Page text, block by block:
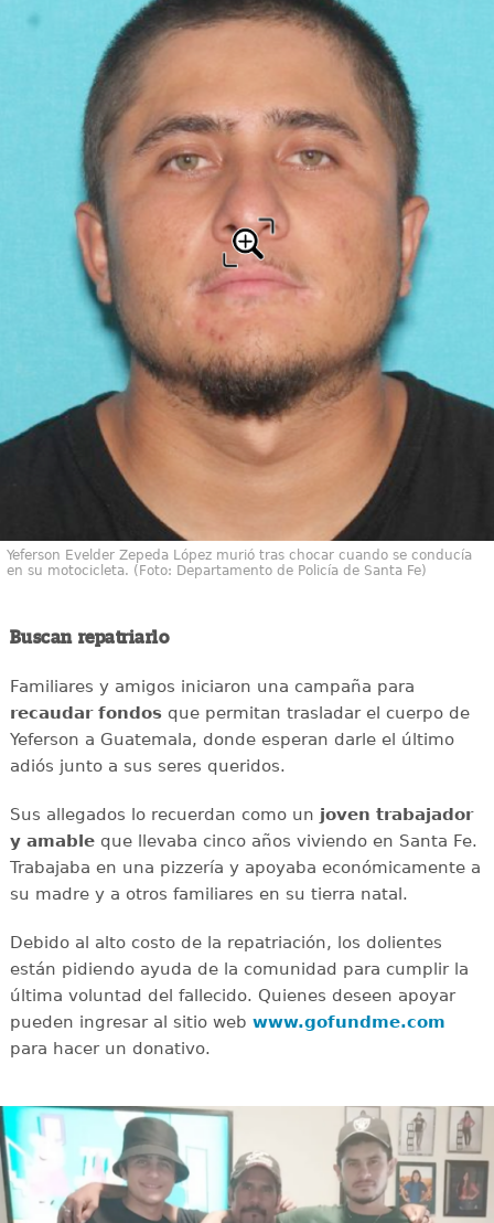
Yeferson Evelder Zepeda López murió tras chocar cuando se conducía
en su motocicleta. (Foto: Departamento de Policía de Santa Fe)
Buscan repatriarlo
Familiares y amigos iniciaron una campaña para
recaudar fondosque permitan trasladar el cuerpo de
Yeferson a Guatemala, donde esperan darle el último
adiós junto a sus seres queridos.
Sus allegados lo recuerdan como un joven trabajador
y amableque llevaba cinco años viviendo en Santa Fe.
Trabajaba en una pizzería y apoyaba económicamente a
su madre y a otros familiares en su tierra natal.
Debido al alto costo de la repatriación, los dolientes
están pidiendo ayuda de la comunidad para cumplir la
última voluntad del fallecido. Quienes deseen apoyar
pueden ingresar al sitio web www.gofundme.com
para hacer un donativo.